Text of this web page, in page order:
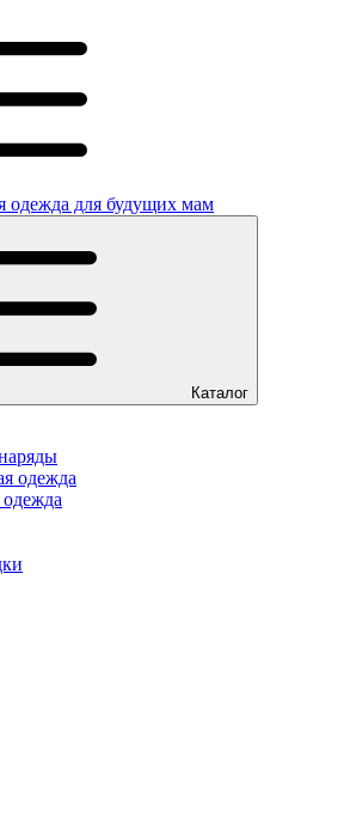
одежда для будущих мам
Каталог
одежда